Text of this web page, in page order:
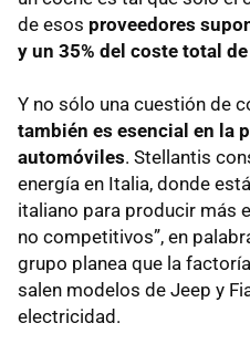
de esos proveedores
y un 35% del coste total
Y no sólo una cuestión de
también es esencial en la
automóviles. Stellantis
energía en Italia, donde
italiano para producir más
no competitivos”, en
grupo planea que la
salen modelos de Jeep y
electricidad.